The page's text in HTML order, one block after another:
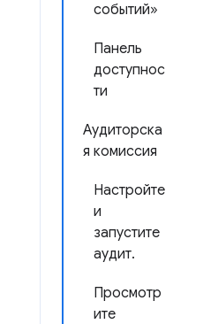
событий»
Панель
доступнос
ти
Аудиторска
я комиссия
Настройте
и
запустите
аудит.
Просмотр
ите